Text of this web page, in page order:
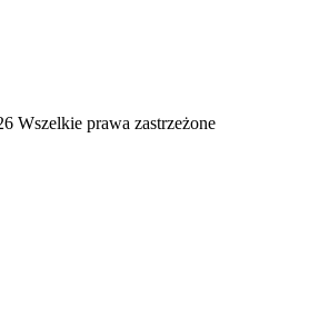
Wszelkie prawa zastrzeżone